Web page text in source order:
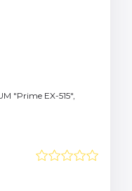
"Prime EX-515",